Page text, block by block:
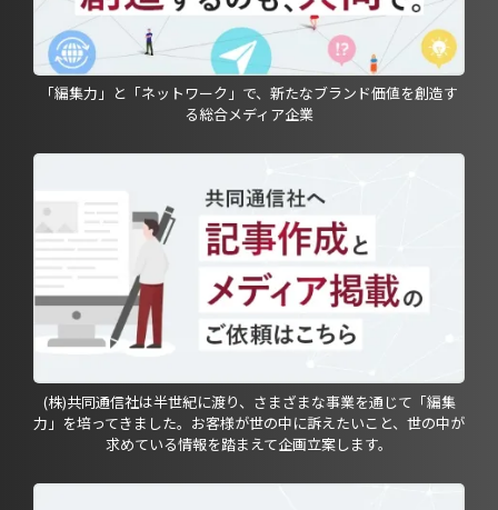
「編集力」と「ネットワーク」で、新たなブランド価値を創造す
る総合メディア企業
(株)共同通信社は半世紀に渡り、さまざまな事業を通じて「編集
力」を培ってきました。お客様が世の中に訴えたいこと、世の中が
求めている情報を踏まえて企画立案します。